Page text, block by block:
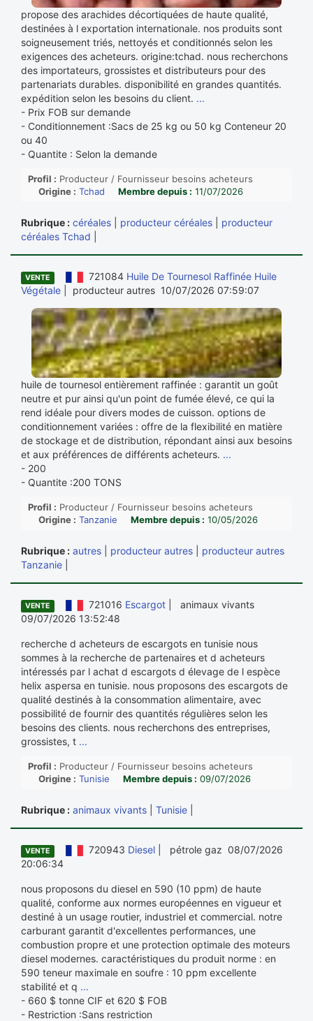
propose des arachides décortiquées de haute qualité,
destinées à l exportation internationale. nos produits sont
soigneusement triés, nettoyés et conditionnés selon les
exigences des acheteurs. origine:tchad. nous recherchons
des importateurs, grossistes et distributeurs pour des
partenariats durables. disponibilité en grandes quantités.
expédition selon les besoins du client. ...
- Prix FOB sur demande
- Conditionnement :Sacs de 25 kg ou 50 kg Conteneur 20
ou 40
- Quantite : Selon la demande
Profil : Producteur / Fournisseur besoins acheteurs
Origine : Tchad Membre depuis : 11/07/2026
Rubrique : céréales producteur céréales
producteur
céréales Tchad
VENTE 721084 Huile De Tournesol Raffinée Huile
Végétale | producteur autres 10/07/2026 07:59:07
huile de tournesol entièrement raffinée : garantit un goût
neutre et pur ainsi qu'un point de fumée élevé, ce qui la
rend idéale pour divers modes de cuisson. options de
conditionnement variées : offre de la flexibilité en matière
de stockage et de distribution, répondant ainsi aux besoins
et aux préférences de différents acheteurs. ...
- 200
- Quantite :200 TONS
Profil : Producteur / Fournisseur besoins acheteurs
Origine : Tanzanie Membre depuis : 10/05/2026
Rubrique : autres producteur autres
producteur autres
Tanzanie
VENTE 721016 Escargot| animaux vivants
09/07/2026 13:52:48
recherche d acheteurs de escargots en tunisie nous
sommes à la recherche de partenaires et d acheteurs
intéressés par l achat d escargots d élevage de l espèce
helix aspersa en tunisie. nous proposons des escargots de
qualité destinés à la consommation alimentaire, avec
possibilité de fournir des quantités régulières selon les
besoins des clients. nous recherchons des entreprises,
grossistes, t ...
Profil : Producteur / Fournisseur besoins acheteurs
Origine : Tunisie Membre depuis : 09/07/2026
Rubrique : animaux vivants Tunisie
VENTE 720943 Diesel| pétrole gaz 08/07/2026
20:06:34
nous proposons du diesel en 590 (10 ppm) de haute
qualité, conforme aux normes européennes en vigueur et
destiné à un usage routier, industriel et commercial. notre
carburant garantit d'excellentes performances, une
combustion propre et une protection optimale des moteurs
diesel modernes. caractéristiques du produit norme : en
590 teneur maximale en soufre : 10 ppm excellente
stabilité et q ...
- 660 $ tonne CIF et 620 $ FOB
- Restriction :Sans restriction